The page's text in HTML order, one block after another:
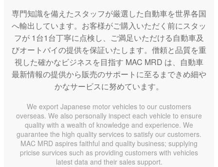
専門知識を備えたスタッフが厳選した自動車を世界各国
へ輸出しています。お客様がご購入いただく前にスタッ
フが 1台1台丁寧に点検し、ご満足いただける自動車及
びオートバイの提供を保証いたします。僧頼と品質を重
視した確かなビジネスを目指す MAC MRD は、自動車
最新情報の提供から販売のサポートに至るまできめ細や
かなサービスに努めています。
We export Japanese motor vehicles to our customers
overseas. We also personally inspect each vehicle to ensure
quality with a wealth of knowledge and experience. We
guarantee the high quality services to satisfy our customers.
MAC MRD aspires faithful and quality business; supplying
pricise survices such as providing customers with vehicles
latest data and their sales support.